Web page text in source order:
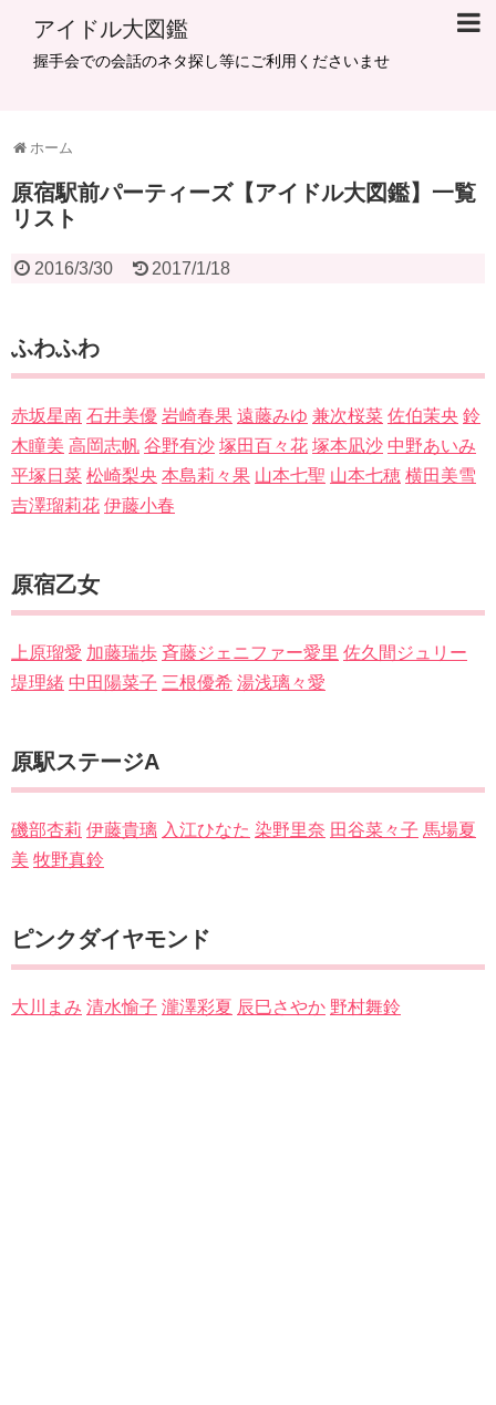
アイドル大図鑑
握手会での会話のネタ探し等にご利用くださいませ
ホーム
原宿駅前パーティーズ【アイドル大図鑑】一覧
リスト
2016/3/30 2017/1/18
ふわふわ
赤坂星南 石井美優 岩崎春果 遠藤みゆ 兼次桜菜 佐伯茉央 鈴
木瞳美 高岡志帆 谷野有沙 塚田百々花 塚本凪沙 中野あいみ
平塚日菜 松崎梨央 本島莉々果 山本七聖 山本七穂 横田美雪
吉澤瑠莉花 伊藤小春
原宿乙女
上原瑠愛 加藤瑞歩 斉藤ジェニファー愛里 佐久間ジュリー
堤理緒 中田陽菜子 三根優希 湯浅璃々愛
原駅ステージA
磯部杏莉 伊藤貴璃 入江ひなた 染野里奈 田谷菜々子 馬場夏
美 牧野真鈴
ピンクダイヤモンド
大川まみ 清水愉子 瀧澤彩夏 辰巳さやか 野村舞鈴